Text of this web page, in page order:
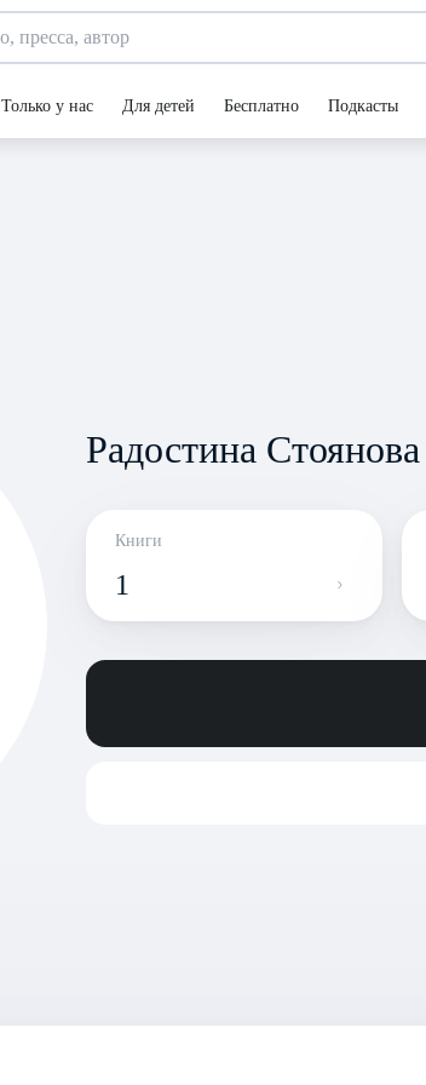
Только у нас Для детей Бесплатно Подкасты
Радостина Стоянова
Книги
1